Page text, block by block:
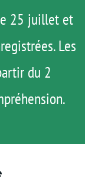
25 juillet et
Les
du 2
Menu
Évènements